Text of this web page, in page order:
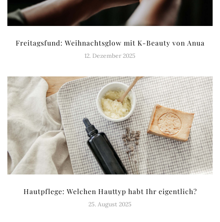
Freitagsfund: Weihnachtsglow mit K-Beauty von Anua
12. Dezember 2025
Hautpflege: Welchen Hauttyp habt Ihr eigentlich?
25. August 2025